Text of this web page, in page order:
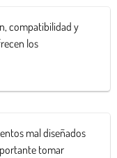
compatibilidad y
los
mal diseñados
tomar